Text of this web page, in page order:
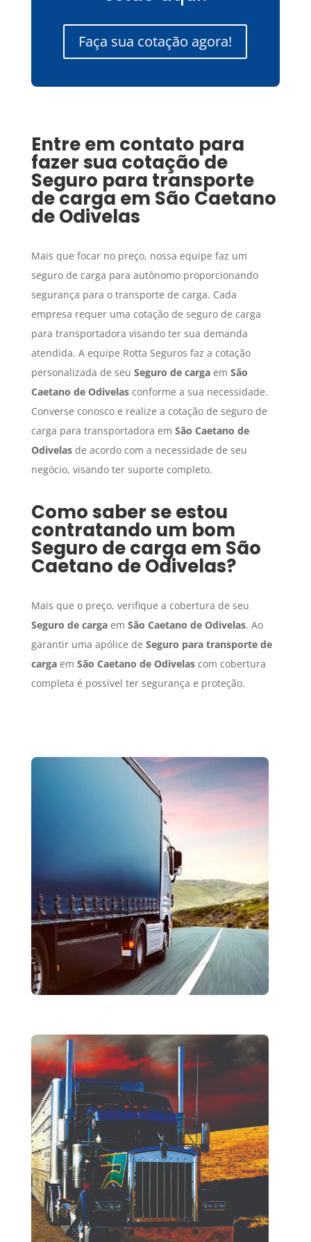
Faça sua cotação agora!
Entre em contato para
fazer sua cotação de
Seguro para transporte
de carga em São Caetano
de Odivelas
Mais que focar no preço, nossa equipe faz um
seguro de carga para autônomo proporcionando
segurança para o transporte de carga. Cada
empresa requer uma cotação de seguro de carga
para transportadora visando ter sua demanda
atendida. A equipe Rotta Seguros faz a cotação
personalizada de seu Seguro de cargaem São
Caetano de Odivelasconforme a sua necessidade.
Converse conosco e realize a cotação de seguro de
carga para transportadora em São Caetano de
Odivelasde acordo com a necessidade de seu
negócio, visando ter suporte completo.
Como saber se estou
contratando um bom
Seguro de carga em São
Caetano de Odivelas?
Mais que o preço, verifique a cobertura de seu
Seguro de cargaem São Caetano de Odivelas. Ao
garantir uma apólice de Seguro para transporte de
cargaem São Caetano de Odivelascom cobertura
completa é possível ter segurança e proteção.